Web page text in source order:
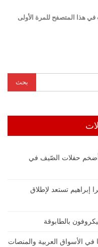
هذا المتصفح للمرة الأولى
أضخم حفلات الصّيف في
إبراهيم تستعد لإطلاق
بالطابوقة
في الأسواق العربية والمنصات